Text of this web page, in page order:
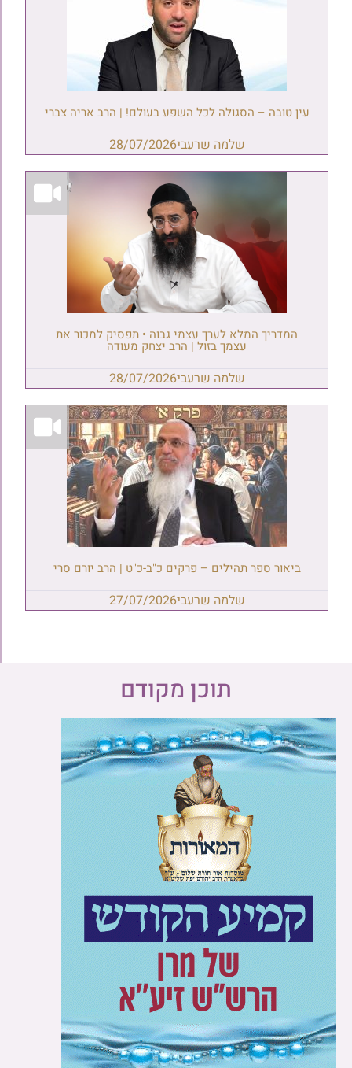
עין טובה – הסגולה לכל השפע בעולם! | הרב אריה צברי
שלמה שרעבי28/07/2026
המדריך המלא לערך עצמי גבוה • תפסיק למכור את
עצמך בזול | הרב יצחק מעודה
שלמה שרעבי28/07/2026
ביאור ספר תהילים – פרקים כ"ב-כ"ט | הרב יורם סרי
שלמה שרעבי27/07/2026
תוכן מקודם